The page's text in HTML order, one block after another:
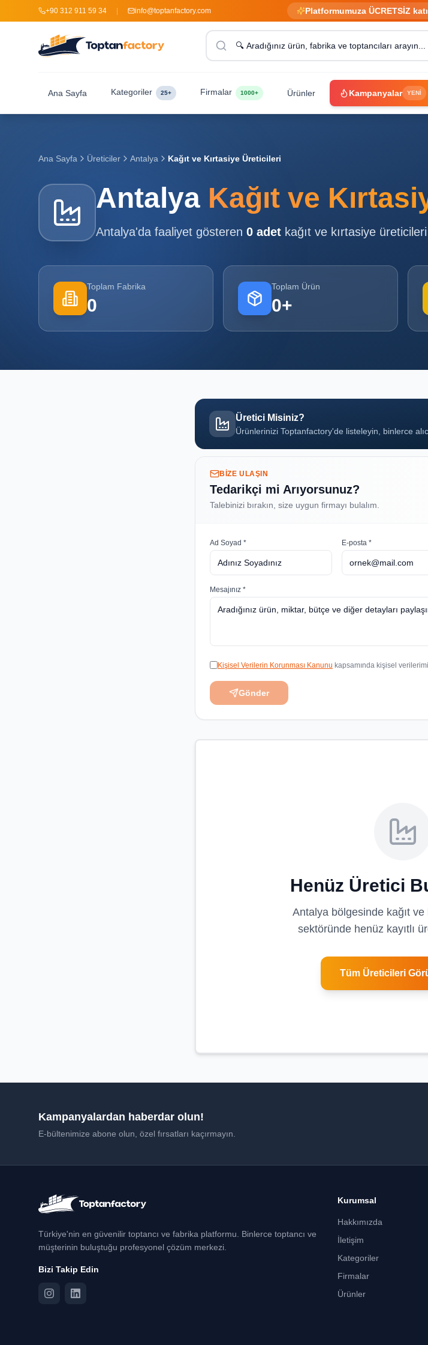
+90 312 911 59 34 info@toptanfactory.com Platformumuza ÜCRETSİZ
Ana Sayfa Kategoriler 25+ Firmalar 1000+ Ürünler Kampanyalar YENİ
Ana Sayfa Üreticiler Antalya Kağıt ve Kırtasiye Üreticileri
Antalya Kağıt ve
Antalya'da faaliyet gösteren 0 adet kağıt ve kırtasiye üreticileri
Toplam Fabrika
0
Toplam Ürün
0+
Üretici Misiniz?
Ürünlerinizi Toptanfactory'de listeleyin, binlerce
BIZE ULAŞIN
Tedarikçi mi Arıyorsunuz?
Talebinizi bırakın, size uygun firmayı bulalım.
Ad Soyad * E-posta *
Mesajınız *
Kişisel Verilerin Korunması Kanunu kapsamında kişisel
Gönder
Henüz Üretici
Antalyabölgesinde kağıt
sektöründe henüz kayıtlı
Tüm Üreticileri
Kampanyalardan haberdar olun!
E-bültenimize abone olun, özel fırsatları kaçırmayın.
Türkiye'nin en güvenilir toptancı ve fabrika platformu. Binlerce toptancı ve
müşterinin buluştuğu profesyonel çözüm merkezi.
Bizi Takip Edin
Kurumsal
Hakkımızda
İletişim
Kategoriler
Firmalar
Ürünler